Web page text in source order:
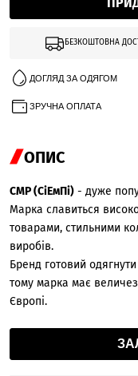
БЕЗКОШТОВНА
ДОГЛЯД ЗА ОДЯГОМ
ЗРУЧНА ОПЛАТА
ОПИС
CMP (СіЕмПі) - дуже
Марка славиться
товарами, стильними
виробів.
Бренд готовий
тому марка має
Європі.